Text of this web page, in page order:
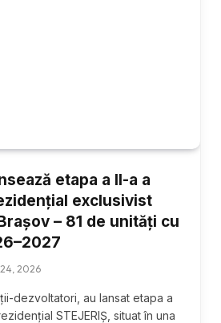
etapa a II-a a
exclusivist
– 81 de unități cu
2026
dezvoltatori, au lansat etapa a
STEJERIŞ, situat în una